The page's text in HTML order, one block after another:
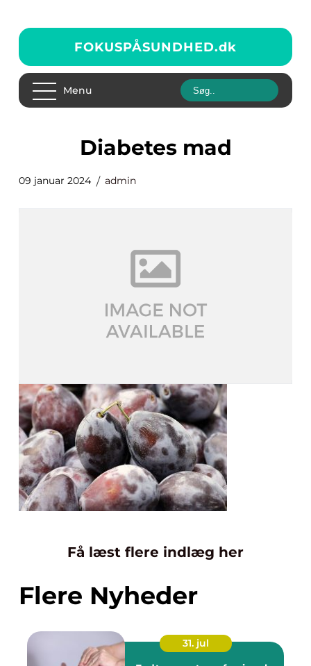
FOKUSPÅSUNDHED.dk
Menu
diabetes mad
09 januar 2024 admin
Få læst flere indlæg her
Flere Nyheder
31. jul